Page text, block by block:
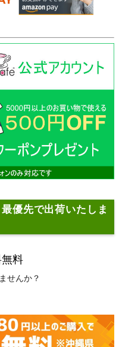
優先で出荷いたしま
料
せんか？